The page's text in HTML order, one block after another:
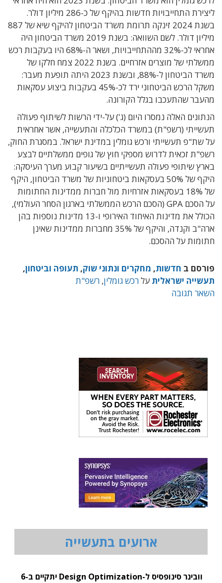
ליצירת התחייבויות חדשות בהיקף של כ-286 מיליון דולר.
בשנת 2024 זינקה תרומת משרד הביטחון להיקף שיא של 887
מיליון דולר. לשם השוואה: בשנת 2019 משרד הביטחון היה
אחראי לכ-32% מההתחייבויות, ושאר ה-68% היו בעקבות רכש
ממשלתי של מוצרים אזרחיים. בשנת 2022 צמח חלקו של
משרד הביטחון ל-88%, ובשנת 2023 היתה תופעת מעבר:
משקל הרכש הביטחוני ירד לכ-45% בעקבות ביצוע עסקאות
מהעבר שהתעכבו בגלל הקורונה.
הנתונים האלה נמסרו היום (ג') על-ידי הרשות לשיתוף פעולה
תעשייתי (רשפ"ת) במשרד הכלכלה והתעשייה, אשר אחראית
על שת"פ תעשייתי ורכש גומלין במדינת ישראל. במסגרת החוק,
רשפ"ת זכאית לדרוש מספקי חוץ של גופים ממשלתיים לבצע
בארץ שיתופי פעולה תעשייתיים בשיעור קבוע מערך העיסקה:
היקף של 50% בעסקאות ביטחוניות של משרד הביטחון,
היקף
של 18% בעסקאות אזרחיות מול חברות ממדינות החתומות
על הסכם
GPA (הסכם הרכש הממשלתי בארגון הסחר העולמי),
הכולל את מדינות האיחוד האירופי ו-13 מדינות נוספות בהן
ארה"ב וקנדה, והיקף של
35% מחברות ממדינות שאינן
חתומות על ההסכם.
פורסם ב חדשות, מחקרים ונתוני שוק, תעופה וביטחון,
תעשייה ישראלית עלרכש גומלין, רשפ"ת
השאר תגובה
ארועים בתעשייה
וובינר סינופסיס ל-Design Optimization יתקיים ב-6